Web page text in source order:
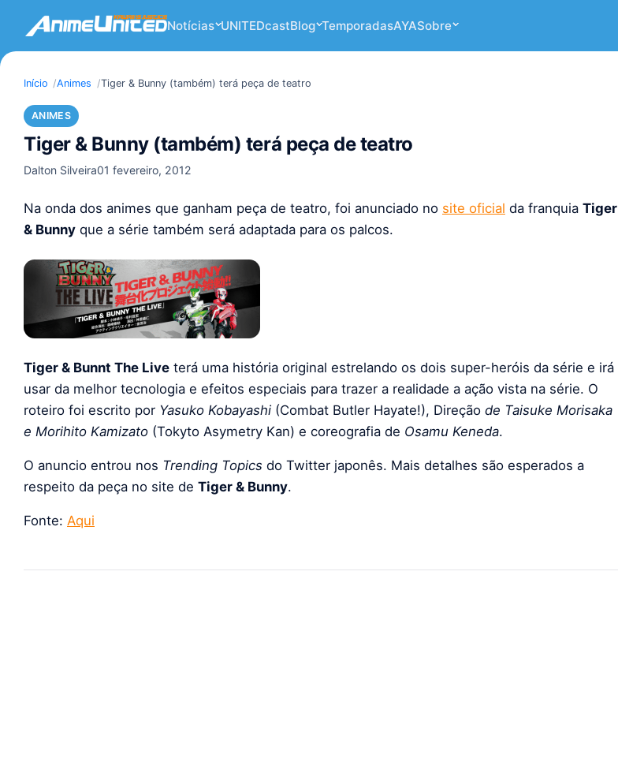
Notícias UNITEDcastBlog TemporadasAYASobre
Início Animes Tiger & Bunny (também) terá peça de teatro
ANIMES
Tiger & Bunny (também) terá peça de teatro
Dalton Silveira01 fevereiro, 2012
Na onda dos animes que ganham peça de teatro, foi anunciado no site oficial da franquia Tiger
& Bunny que a série também será adaptada para os palcos.
Tiger & Bunnt The Live terá uma história original estrelando os dois super-heróis da série e irá
usar da melhor tecnologia e efeitos especiais para trazer a realidade a ação vista na série. O
roteiro foi escrito por Yasuko Kobayashi (Combat Butler Hayate!), Direção de Taisuke Morisaka
e Morihito Kamizato (Tokyto Asymetry Kan) e coreografia de Osamu Keneda.
O anuncio entrou nos Trending Topics do Twitter japonês. Mais detalhes são esperados a
respeito da peça no site de Tiger & Bunny.
Fonte: Aqui